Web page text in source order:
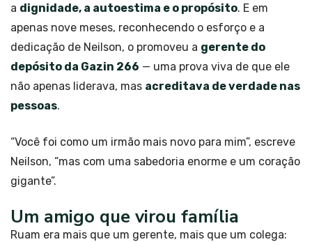
a dignidade, a autoestima e o propósito. E em
apenas nove meses, reconhecendo o esforço e a
dedicação de Neilson, o promoveu a gerente do
depósito da Gazin 266 — uma prova viva de que ele
não apenas liderava, mas acreditava de verdade nas
pessoas.
“Você foi como um irmão mais novo para mim”, escreve
Neilson, “mas com uma sabedoria enorme e um coração
gigante”.
Um amigo que virou família
Ruam era mais que um gerente, mais que um colega: